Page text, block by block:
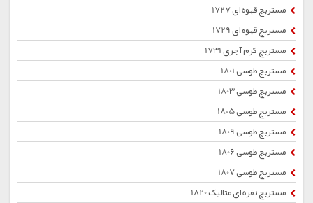
مستربچ قهوه ای 1727
مستربچ قهوه ای 1729
مستربچ کرم آجری 1731
مستربچ طوسی 1801
مستربچ طوسی 1803
مستربچ طوسی 1805
مستربچ طوسی 1809
مستربچ طوسی 1806
مستربچ طوسی 1807
مستربچ نقره ای متالیک 1820